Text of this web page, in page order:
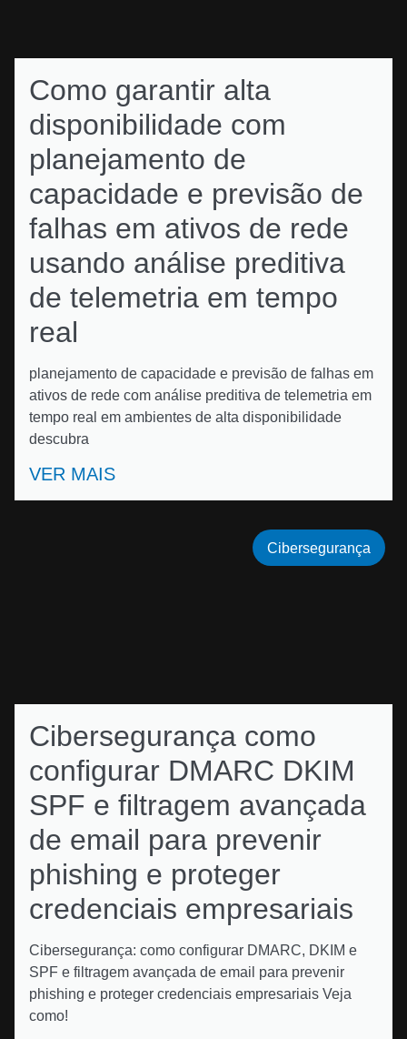
Como garantir alta
disponibilidade com
planejamento de
capacidade e previsão de
falhas em ativos de rede
usando análise preditiva
de telemetria em tempo
real
planejamento de capacidade e previsão de falhas em
ativos de rede com análise preditiva de telemetria em
tempo real em ambientes de alta disponibilidade
descubra
VER MAIS
Cibersegurança como
configurar DMARC DKIM
SPF e filtragem avançada
de email para prevenir
phishing e proteger
credenciais empresariais
Cibersegurança: como configurar DMARC, DKIM e
SPF e filtragem avançada de email para prevenir
phishing e proteger credenciais empresariais Veja
como!
Cibersegurança